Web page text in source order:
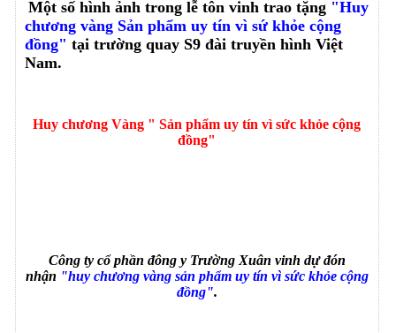
Một số hình ảnh trong lễ tôn vinh trao tặng "Huy
chương vàng Sản phẩm uy tín vì sứ khỏe cộng
đồng" tại trường quay S9 đài truyền hình Việt
Nam.
Huy chương Vàng " Sản phẩm uy tín vì sức khỏe cộng
đồng"
Công ty cổ phần đông y Trường Xuân vinh dự đón
nhận "huy chương vàng sản phẩm uy tín vì sức khỏe cộng
đồng".